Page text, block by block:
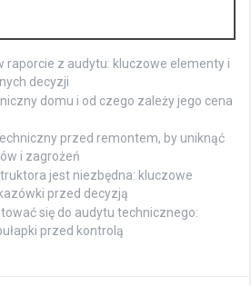
raporcie z audytu: kluczowe elementy i
decyzji
domu i od czego zależy jego cena
przed remontem, by uniknąć
i zagrożeń
jest niezbędna: kluczowe
przed decyzją
się do audytu technicznego:
przed kontrolą